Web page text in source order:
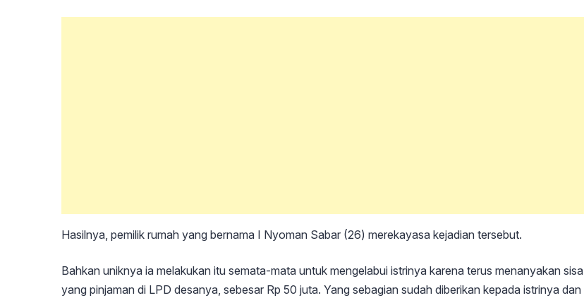
Hasilnya, pemilik rumah yang bernama I Nyoman Sabar (26) merekayasa kejadian tersebut.
Bahkan uniknya ia melakukan itu semata-mata untuk mengelabui istrinya karena terus menanyakan sisa
yang pinjaman di LPD desanya, sebesar Rp 50 juta. Yang sebagian sudah diberikan kepada istrinya dan